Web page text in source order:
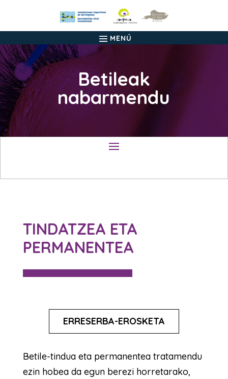
Betileak
nabarmendu
TINDATZEA ETA
PERMANENTEA
ERRESERBA-EROSKETA
Betile-tindua eta permanentea tratamendu
ezin hobea da egun berezi horretarako,